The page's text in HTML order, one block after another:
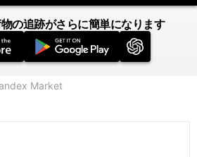
の追跡がさらに簡単になります
Market